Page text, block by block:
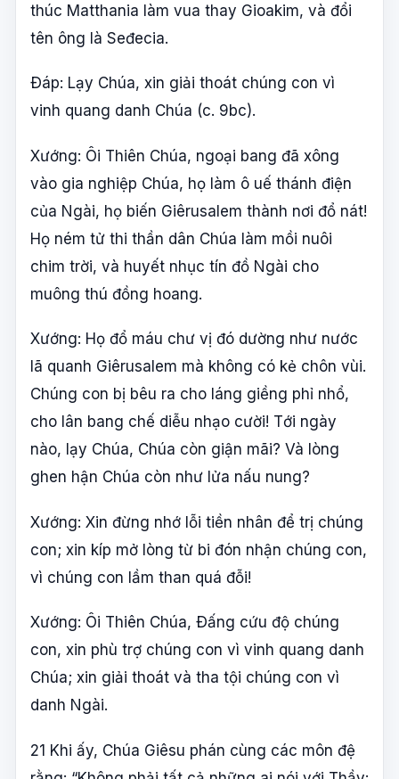
thúc Matthania làm vua thay Gioakim, và đổi
tên ông là Seđecia.
Ðáp: Lạy Chúa, xin giải thoát chúng con vì
vinh quang danh Chúa (c. 9bc).
Xướng: Ôi Thiên Chúa, ngoại bang đã xông
vào gia nghiệp Chúa, họ làm ô uế thánh điện
của Ngài, họ biến Giêrusalem thành nơi đổ nát!
Họ ném tử thi thần dân Chúa làm mồi nuôi
chim trời, và huyết nhục tín đồ Ngài cho
muông thú đồng hoang.
Xướng: Họ đổ máu chư vị đó dường như nước
lã quanh Giêrusalem mà không có kẻ chôn vùi.
Chúng con bị bêu ra cho láng giềng phỉ nhổ,
cho lân bang chế diễu nhạo cười! Tới ngày
nào, lạy Chúa, Chúa còn giận mãi? Và lòng
ghen hận Chúa còn như lửa nấu nung?
Xướng: Xin đừng nhớ lỗi tiền nhân để trị chúng
con; xin kíp mở lòng từ bi đón nhận chúng con,
vì chúng con lầm than quá đỗi!
Xướng: Ôi Thiên Chúa, Ðấng cứu độ chúng
con, xin phù trợ chúng con vì vinh quang danh
Chúa; xin giải thoát và tha tội chúng con vì
danh Ngài.
21 Khi ấy, Chúa Giêsu phán cùng các môn đệ